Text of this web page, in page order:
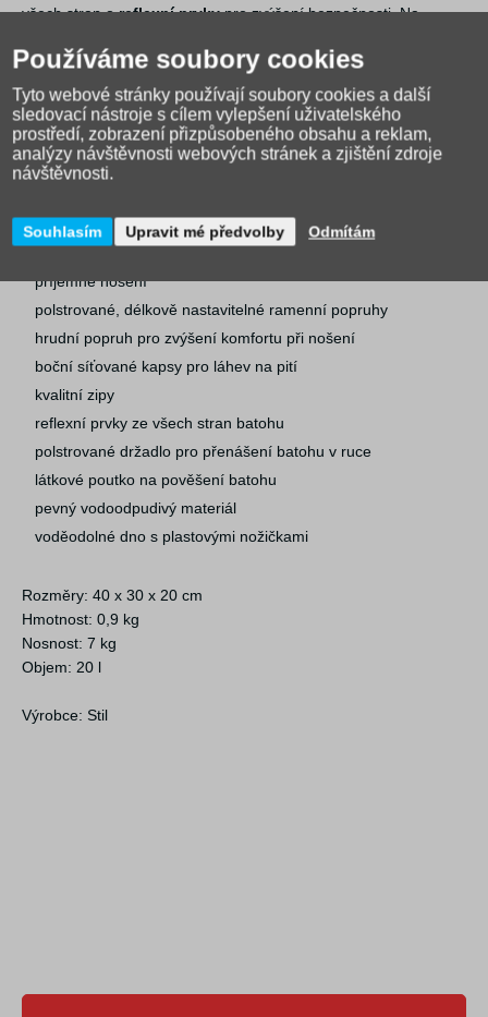
všech stran oreflexní prvkypro zvýšení bezpečnosti. Na
pak textilní poutko.
Přehled:
výškově nastavitelný systém zad se čtyřmi stupněmi
hlavní komora s oddělenou kapsou pro desky na sešity
příjemné nošení
polstrované, délkově nastavitelné ramenní popruhy
hrudní popruh pro zvýšení komfortu při nošení
boční síťované kapsy pro láhev na pití
kvalitní zipy
reflexní prvky ze všech stran batohu
polstrované držadlo pro přenášení batohu v ruce
látkové poutko na pověšení batohu
pevný vodoodpudivý materiál
voděodolné dno s plastovými nožičkami
Rozměry: 40 x 30 x 20 cm
Hmotnost: 0,9 kg
Nosnost: 7 kg
Objem: 20 l
Výrobce: Stil
Používáme soubory cookies
Tyto webové stránky používají soubory cookies a další
sledovací nástroje s cílem vylepšení uživatelského
prostředí, zobrazení přizpůsobeného obsahu a reklam,
analýzy návštěvnosti webových stránek a zjištění zdroje
návštěvnosti.
Souhlasím Upravit mé předvolby Odmítám